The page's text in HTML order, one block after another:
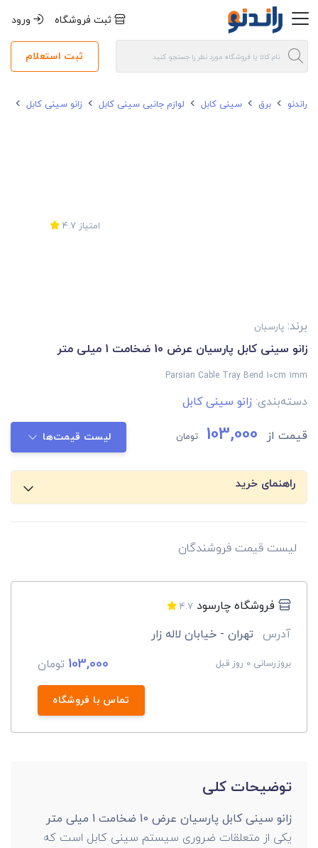
ثبت فروشگاه ورود
ثبت استعلام
راندنو برق سینی کابل لوازم جانبی سینی کابل زانو سینی کابل
امتیاز 4.7
برند: پارسیان
زانو سینی کابل پارسیان عرض 10 ضخامت 1 میلی متر
Parsian Cable Tray Bend 10cm 1mm
دسته‌بندی: زانو سینی کابل
قیمت از 103,000 تومان لیست قیمت‌ها
راهنمای خرید
لیست قیمت فروشندگان
فروشگاه چارسود 4.7
آدرس تهران - خیابان لاله زار
بروزرسانی 0 روز قبل 103,000 تومان
تماس با فروشگاه
توضیحات کلی
زانو سینی کابل پارسیان عرض 10 ضخامت 1 میلی متر
یکی از متعلقات ضروری سیستم سینی کابل است که